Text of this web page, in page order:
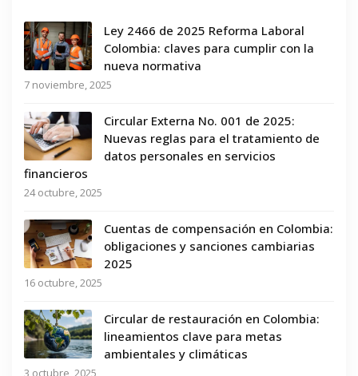
Ley 2466 de 2025 Reforma Laboral
Colombia: claves para cumplir con la
nueva normativa
7 noviembre, 2025
Circular Externa No. 001 de 2025:
Nuevas reglas para el tratamiento de
datos personales en servicios
financieros
24 octubre, 2025
Cuentas de compensación en Colombia:
obligaciones y sanciones cambiarias
2025
16 octubre, 2025
Circular de restauración en Colombia:
lineamientos clave para metas
ambientales y climáticas
3 octubre, 2025